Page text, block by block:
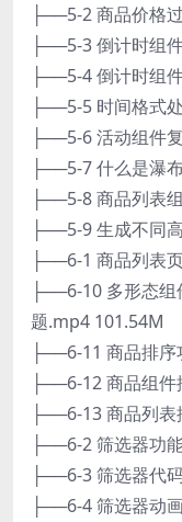
├──5-2 商品价格
├──5-3 倒计时组
├──5-4 倒计时组
├──5-5 时间格式
├──5-6 活动组件
├──5-7 什么是瀑
├──5-8 商品列表
├──5-9 生成不同
├──6-1 商品列表
├──6-10 多形态
题.mp4 101.54M
├──6-11 商品排
├──6-12 商品组
├──6-13 商品列
├──6-2 筛选器功
├──6-3 筛选器代
├──6-4 筛选器动